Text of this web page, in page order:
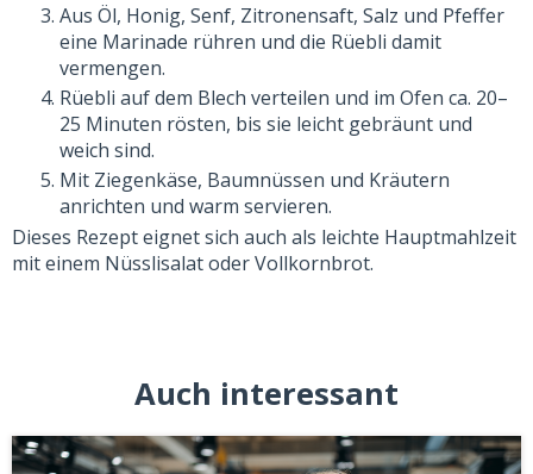
Aus Öl, Honig, Senf, Zitronensaft, Salz und Pfeffer
eine Marinade rühren und die Rüebli damit
vermengen.
Rüebli auf dem Blech verteilen und im Ofen ca. 20–
25 Minuten rösten, bis sie leicht gebräunt und
weich sind.
Mit Ziegenkäse, Baumnüssen und Kräutern
anrichten und warm servieren.
Dieses Rezept eignet sich auch als leichte Hauptmahlzeit
mit einem Nüsslisalat oder Vollkornbrot.
Auch interessant